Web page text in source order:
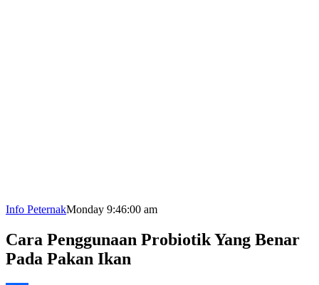
Info PeternakMonday 9:46:00 am
Cara Penggunaan Probiotik Yang Benar
Pada Pakan Ikan